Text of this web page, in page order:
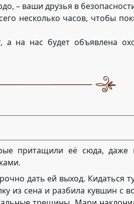
– ваши друзья в
несколько часов, чтобы
а на нас будет объявлена
притащили её сюда, даже
дать ей выход. Кидаться
из сена и разбила кувшин с